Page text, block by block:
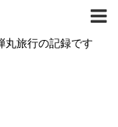
丸旅行の記録です